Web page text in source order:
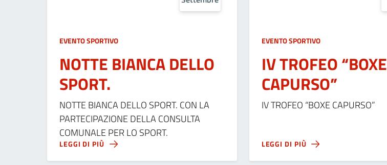
EVENTO SPORTIVO
NOTTE BIANCA DELLO
SPORT.
NOTTE BIANCA DELLO SPORT. CON LA
PARTECIPAZIONE DELLA CONSULTA
COMUNALE PER LO SPORT.
LEGGI DI PIÙ
EVENTO SPORTIVO
IV TROFEO “BOXE
CAPURSO”
IV TROFEO “BOXE CAPURSO”
LEGGI DI PIÙ